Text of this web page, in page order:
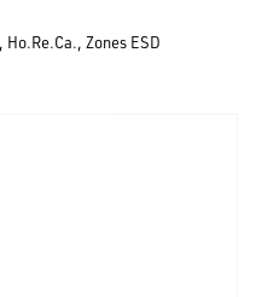
Ho.Re.Ca. Zones ESD